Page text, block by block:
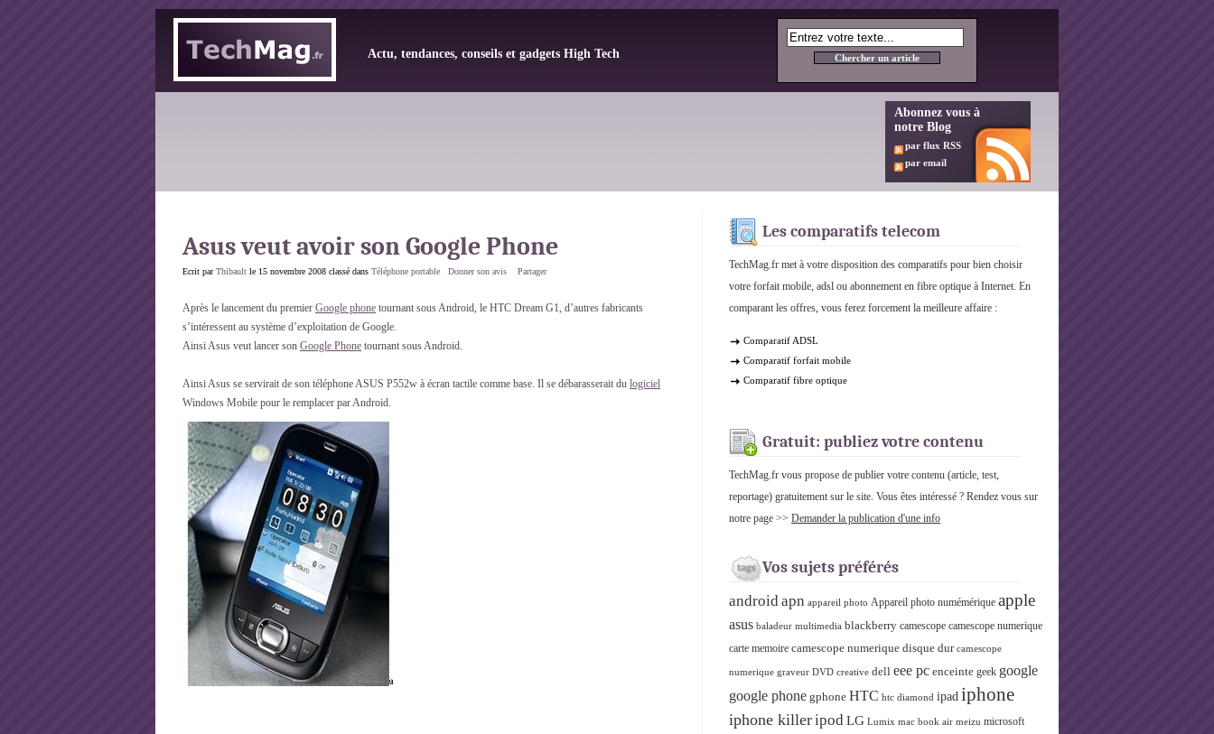
Actu, tendances, conseils et gadgets High Tech
Abonnez vous à
notre Blog
par flux RSS
par email
Asus veut avoir son Google Phone
Ecrit parThibault le 15 novembre 2008 classé dans Téléphone portable Donner son avis Partager
Après le lancement du premier Google phone tournant sous Android, le HTC Dream G1, d’autres fabricants
s’intéressent au système d’exploitation de Google.
Ainsi Asus veut lancer son Google Phone tournant sous Android.
Ainsi Asus se servirait de son téléphone ASUS P552w à écran tactile comme base. Il se débarasserait du logiciel
Windows Mobile pour le remplacer par Android.
Les comparatifs telecom
TechMag.fr met à votre disposition des comparatifs pour bien choisir
votre forfait mobile, adsl ou abonnement en fibre optique à Internet. En
comparant les offres, vous ferez forcement la meilleure affaire :
Comparatif ADSL
Comparatif forfait mobile
Comparatif fibre optique
Gratuit: publiez votre contenu
TechMag.fr vous propose de publier votre contenu (article, test,
reportage) gratuitement sur le site. Vous êtes intéressé ? Rendez vous sur
notre page >> Demander la publication d'une info
Vos sujets préférés
androidapn appareil photo Appareil photo numémérique apple
asus baladeur multimedia blackberry camescope camescope numerique
carte memoire camescope numerique disque dur camescope
numerique graveur DVD creative dell eee pc enceinte geek google
google phone gphone HTC htc diamond ipad iphone
iphone killeripodLG Lumix mac book air meizu microsoft